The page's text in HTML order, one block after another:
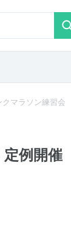
マラソン練習会
例開催